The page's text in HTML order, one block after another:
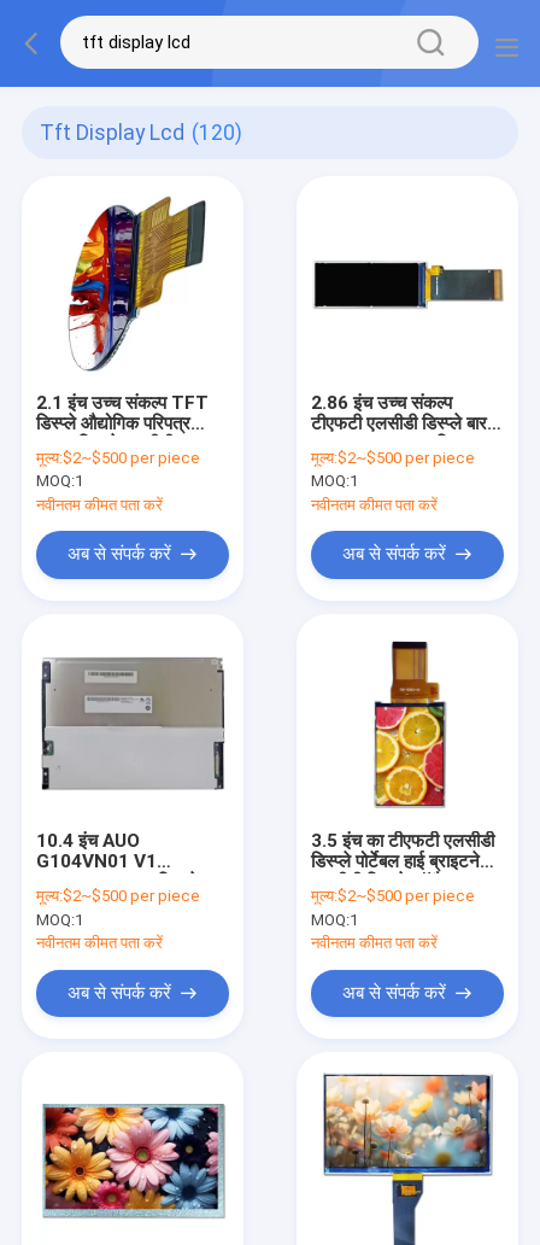
Tft Display Lcd (120)
2.1 इंच उच्च संकल्प TFT
डिस्प्ले औद्योगिक परिपत्र
मूल्य:$2~$500 per piece
MOQ:1
नवीनतम कीमत पता करें
अब से संपर्क करें
2.86 इंच उच्च संकल्प
टीएफटी एलसीडी डिस्प्ले बार
मूल्य:$2~$500 per piece
MOQ:1
नवीनतम कीमत पता करें
अब से संपर्क करें
10.4 इंच AUO
G104VN01 V1
एलसीडी मूल TN TFT
डिस्प्ले
मूल्य:$2~$500 per piece
MOQ:1
नवीनतम कीमत पता करें
अब से संपर्क करें
3.5 इंच का टीएफटी एलसीडी
डिस्प्ले पोर्टेबल हाई ब्राइटनेस
मूल्य:$2~$500 per piece
MOQ:1
नवीनतम कीमत पता करें
अब से संपर्क करें